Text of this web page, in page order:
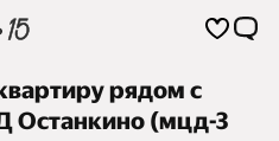
рядом с
Останкино (мцд-3